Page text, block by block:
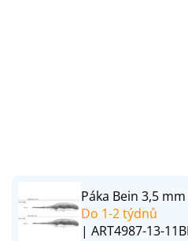
Páka Bein 3,5 mm
Do 1-2 týdnů
| ART4987-13-